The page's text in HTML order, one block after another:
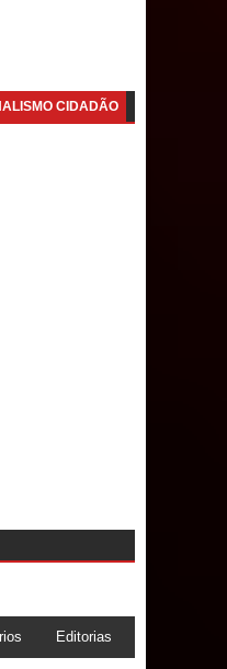
que
CIDADÃO
Editorias